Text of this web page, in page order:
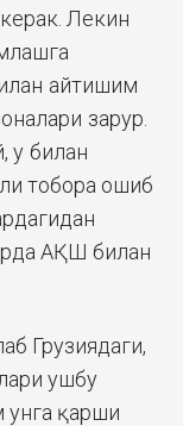
Лекин
айтишим
зарур.
у билан
тобора ошиб
АҚШ билан
Грузиядаги,
ушбу
унга қарши